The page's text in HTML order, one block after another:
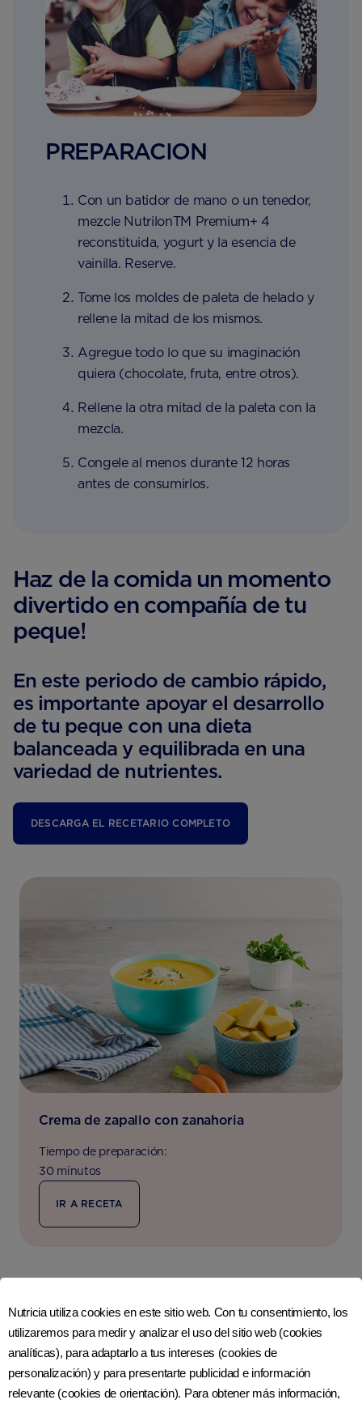
PREPARACION
Con un batidor de mano o un tenedor,
mezcle NutrilonTM Premium+ 4
reconstituida, yogurt y la esencia de
vainilla. Reserve.
Tome los moldes de paleta de helado y
rellene la mitad de los mismos.
Agregue todo lo que su imaginación
quiera (chocolate, fruta, entre otros).
Rellene la otra mitad de la paleta con la
mezcla.
Congele al menos durante 12 horas
antes de consumirlos.
Haz de la comida un momento
divertido en compañía de tu
peque!
En este periodo de cambio rápido,
es importante apoyar el desarrollo
de tu peque con una dieta
balanceada y equilibrada en una
variedad de nutrientes.
DESCARGA EL RECETARIO COMPLETO
Crema de zapallo con zanahoria
Tiempo de preparación:
30 minutos
IR A RECETA
Nutricia utiliza cookies en este sitio web. Con tu consentimiento, los
utilizaremos para medir y analizar el uso del sitio web (cookies
analíticas), para adaptarlo a tus intereses (cookies de
personalización) y para presentarte publicidad e información
relevante (cookies de orientación). Para obtener más información,